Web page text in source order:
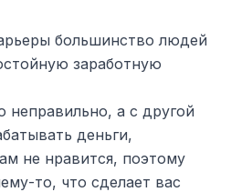
большинство людей
заработную
неправильно, а с другой
деньги,
не нравится, поэтому
то, что сделает вас